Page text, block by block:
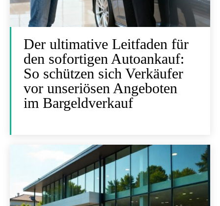
Der ultimative Leitfaden für
den sofortigen Autoankauf:
So schützen sich Verkäufer
vor unseriösen Angeboten
im Bargeldverkauf